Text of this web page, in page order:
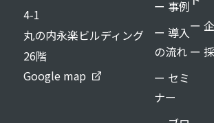
4-1
丸の内永楽ビルディング
26階
Google map
ー 事例
ー 導入
の流れ
ー セミ
ナー
ー
ー